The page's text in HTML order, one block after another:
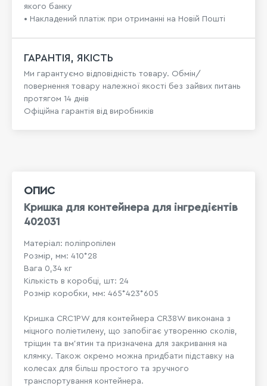
якого банку
• Накладений платіж при отриманні на Новій Пошті
ГАРАНТІЯ, ЯКІСТЬ
Ми гарантуємо відповідність товару. Обмін/
повернення товару належної якості без зайвих питань
протягом 14 днів
Офіційна гарантія від виробників
ОПИС
Кришка для контейнера для інгредієнтів
402031
Матеріал: поліпропілен
Розмір, мм: 410*28
Вага 0,34 кг
Кількість в коробці, шт: 24
Розмір коробки, мм: 465*423*605
Кришка CRC1PW для контейнера CR38W виконана з
міцного поліетилену, що запобігає утворенню сколів,
тріщин та вм'ятин та призначена для закривання на
клямку. Також окремо можна придбати підставку на
колесах для більш простого та зручного
транспортування контейнера.